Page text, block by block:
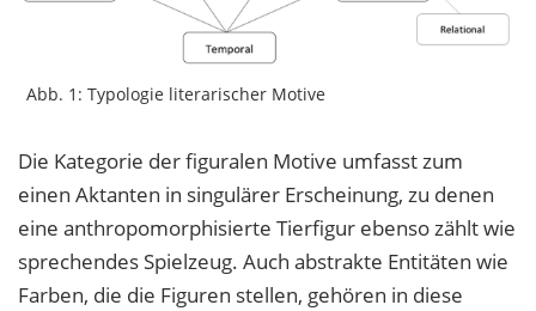
Abb. 1: Typologie literarischer Motive
Die Kategorie der figuralen Motive umfasst zum
einen Aktanten in singulärer Erscheinung, zu denen
eine anthropomorphisierte Tierfigur ebenso zählt wie
sprechendes Spielzeug. Auch abstrakte Entitäten wie
Farben, die die Figuren stellen, gehören in diese